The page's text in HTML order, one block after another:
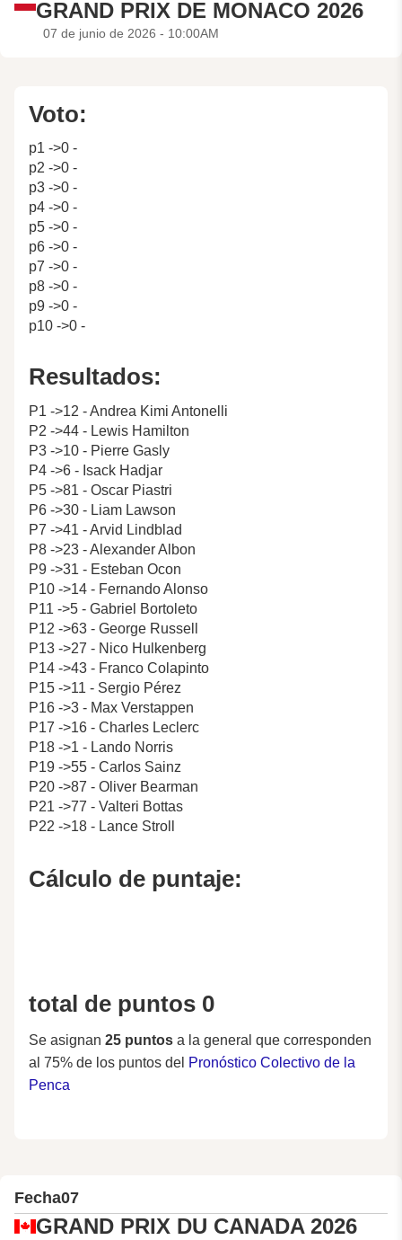
GRAND PRIX DE MONACO 2026
07 de junio de 2026 - 10:00AM
Voto:
p1 ->0 -
p2 ->0 -
p3 ->0 -
p4 ->0 -
p5 ->0 -
p6 ->0 -
p7 ->0 -
p8 ->0 -
p9 ->0 -
p10 ->0 -
Resultados:
P1 ->12 - Andrea Kimi Antonelli
P2 ->44 - Lewis Hamilton
P3 ->10 - Pierre Gasly
P4 ->6 - Isack Hadjar
P5 ->81 - Oscar Piastri
P6 ->30 - Liam Lawson
P7 ->41 - Arvid Lindblad
P8 ->23 - Alexander Albon
P9 ->31 - Esteban Ocon
P10 ->14 - Fernando Alonso
P11 ->5 - Gabriel Bortoleto
P12 ->63 - George Russell
P13 ->27 - Nico Hulkenberg
P14 ->43 - Franco Colapinto
P15 ->11 - Sergio Pérez
P16 ->3 - Max Verstappen
P17 ->16 - Charles Leclerc
P18 ->1 - Lando Norris
P19 ->55 - Carlos Sainz
P20 ->87 - Oliver Bearman
P21 ->77 - Valteri Bottas
P22 ->18 - Lance Stroll
Cálculo de puntaje:
total de puntos 0
Se asignan 25 puntos a la general que corresponden
al 75% de los puntos del Pronóstico Colectivo de la
Penca
Fecha07
GRAND PRIX DU CANADA 2026